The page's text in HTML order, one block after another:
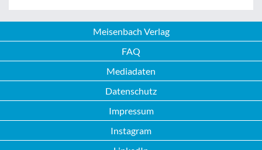
Meisenbach Verlag
FAQ
Mediadaten
Datenschutz
Impressum
Instagram